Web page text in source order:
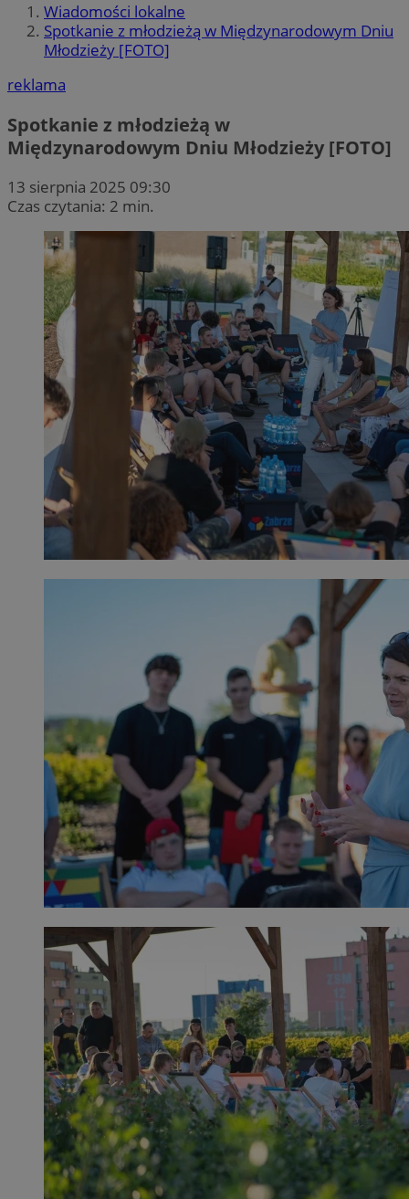
Wiadomości lokalne
Spotkanie z młodzieżą w Międzynarodowym Dniu
Młodzieży [FOTO]
reklama
Spotkanie z młodzieżą w
Międzynarodowym Dniu Młodzieży [FOTO]
13 sierpnia 2025 09:30
Czas czytania: 2 min.